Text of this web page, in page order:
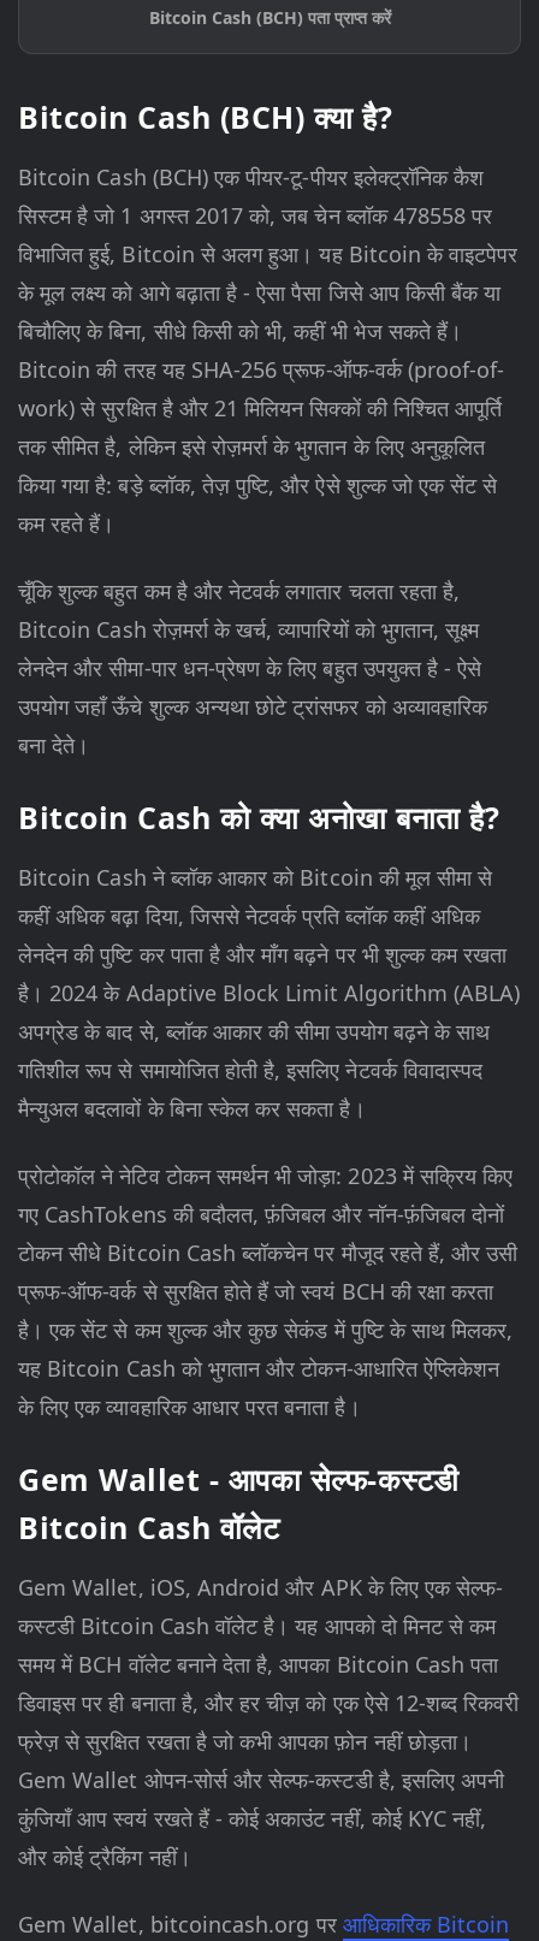
Bitcoin Cash (BCH) पता प्राप्त करें
Bitcoin Cash (BCH) क्या है?
Bitcoin Cash (BCH) एक पीयर-टू-पीयर इलेक्ट्रॉनिक कैश
सिस्टम है जो 1 अगस्त 2017 को, जब चेन ब्लॉक 478558 पर
विभाजित हुई, Bitcoin से अलग हुआ। यह Bitcoin के वाइटपेपर
के मूल लक्ष्य को आगे बढ़ाता है - ऐसा पैसा जिसे आप किसी बैंक या
बिचौलिए के बिना, सीधे किसी को भी, कहीं भी भेज सकते हैं।
Bitcoin की तरह यह SHA-256 प्रूफ-ऑफ-वर्क (proof-of-
work) से सुरक्षित है और 21 मिलियन सिक्कों की निश्चित आपूर्ति
तक सीमित है, लेकिन इसे रोज़मर्रा के भुगतान के लिए अनुकूलित
किया गया है: बड़े ब्लॉक, तेज़ पुष्टि, और ऐसे शुल्क जो एक सेंट से
कम रहते हैं।
चूँकि शुल्क बहुत कम है और नेटवर्क लगातार चलता रहता है,
Bitcoin Cash रोज़मर्रा के खर्च, व्यापारियों को भुगतान, सूक्ष्म
लेनदेन और सीमा-पार धन-प्रेषण के लिए बहुत उपयुक्त है - ऐसे
उपयोग जहाँ ऊँचे शुल्क अन्यथा छोटे ट्रांसफर को अव्यावहारिक
बना देते।
Bitcoin Cash को क्या अनोखा बनाता है?
Bitcoin Cash ने ब्लॉक आकार को Bitcoin की मूल सीमा से
कहीं अधिक बढ़ा दिया, जिससे नेटवर्क प्रति ब्लॉक कहीं अधिक
लेनदेन की पुष्टि कर पाता है और माँग बढ़ने पर भी शुल्क कम रखता
है। 2024 के Adaptive Block Limit Algorithm (ABLA)
अपग्रेड के बाद से, ब्लॉक आकार की सीमा उपयोग बढ़ने के साथ
गतिशील रूप से समायोजित होती है, इसलिए नेटवर्क विवादास्पद
मैन्युअल बदलावों के बिना स्केल कर सकता है।
प्रोटोकॉल ने नेटिव टोकन समर्थन भी जोड़ा: 2023 में सक्रिय किए
गए CashTokens की बदौलत, फ़ंजिबल और नॉन-फ़ंजिबल दोनों
टोकन सीधे Bitcoin Cash ब्लॉकचेन पर मौजूद रहते हैं, और उसी
प्रूफ-ऑफ-वर्क से सुरक्षित होते हैं जो स्वयं BCH की रक्षा करता
है। एक सेंट से कम शुल्क और कुछ सेकंड में पुष्टि के साथ मिलकर,
यह Bitcoin Cash को भुगतान और टोकन-आधारित ऐप्लिकेशन
के लिए एक व्यावहारिक आधार परत बनाता है।
Gem Wallet - आपका सेल्फ-कस्टडी
Bitcoin Cash वॉलेट
Gem Wallet, iOS, Android और APK के लिए एक सेल्फ-
कस्टडी Bitcoin Cash वॉलेट है। यह आपको दो मिनट से कम
समय में BCH वॉलेट बनाने देता है, आपका Bitcoin Cash पता
डिवाइस पर ही बनाता है, और हर चीज़ को एक ऐसे 12-शब्द रिकवरी
फ्रेज़ से सुरक्षित रखता है जो कभी आपका फ़ोन नहीं छोड़ता।
Gem Wallet ओपन-सोर्स और सेल्फ-कस्टडी है, इसलिए अपनी
कुंजियाँ आप स्वयं रखते हैं - कोई अकाउंट नहीं, कोई KYC नहीं,
और कोई ट्रैकिंग नहीं।
Gem Wallet, bitcoincash.org पर आधिकारिक Bitcoin